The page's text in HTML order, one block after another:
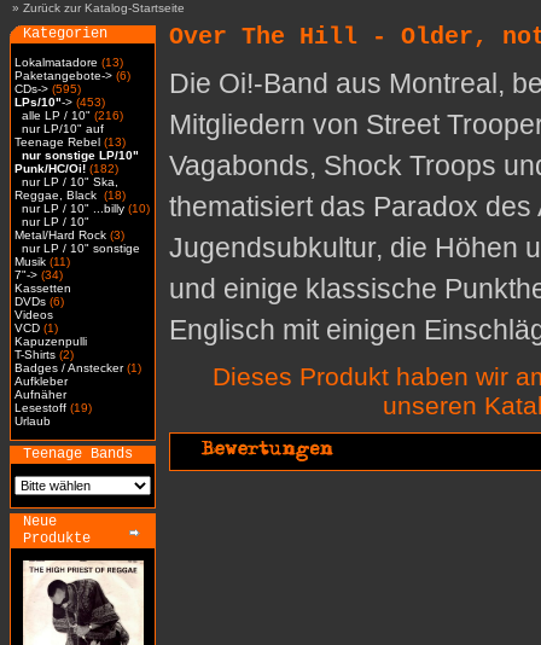
» Zurück zur Katalog-Startseite
Kategorien
Lokalmatadore (13)
Paketangebote-> (6)
CDs-> (595)
LPs/10"-> (453)
alle LP / 10" (216)
nur LP/10" auf
Teenage Rebel (13)
nur sonstige LP/10"
Punk/HC/Oi! (182)
nur LP / 10" Ska,
Reggae, Black (18)
nur LP / 10" ...billy (10)
nur LP / 10"
Metal/Hard Rock (3)
nur LP / 10" sonstige
Musik (11)
7"-> (34)
Kassetten
DVDs (6)
Videos
VCD (1)
Kapuzenpulli
T-Shirts (2)
Badges / Anstecker(1)
Aufkleber
Aufnäher
Lesestoff (19)
Urlaub
Teenage Bands
Neue
Produkte
Over The Hill - Older,
Die Oi!-Band aus Montreal,
Mitgliedern von Street
Vagabonds, Shock Troops
thematisiert das Paradox des
Jugendsubkultur, die Höhen
und einige klassische
Englisch mit einigen
Dieses Produkt haben wir
unseren